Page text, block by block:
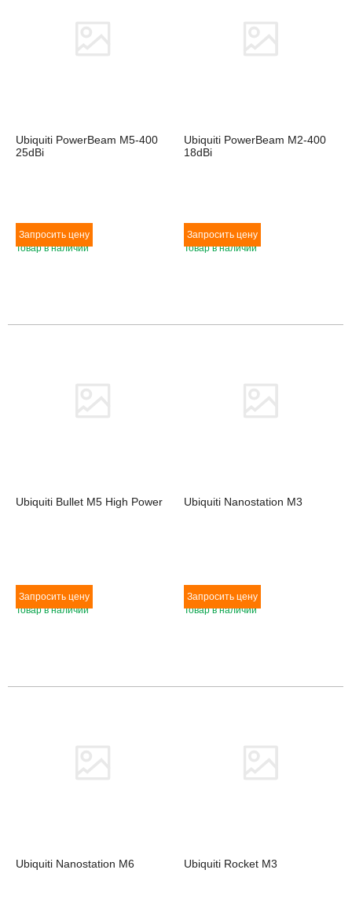
Ubiquiti PowerBeam M5-400
25dBi
Товар в наличии
Ubiquiti PowerBeam M2-400
18dBi
Товар в наличии
Ubiquiti Bullet M5 High Power
Товар в наличии
Ubiquiti Nanostation M3
Товар в наличии
Ubiquiti Nanostation M6 Ubiquiti Rocket M3